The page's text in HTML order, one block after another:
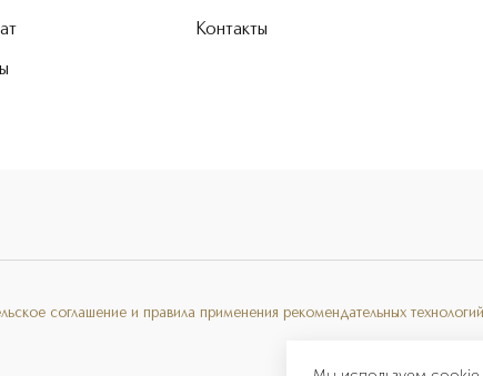
Контакты
соглашение и правила применения рекомендательных технологий